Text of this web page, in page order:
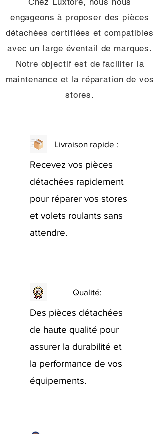
engageons à proposer des pièces
détachées certifiées et compatibles
avec un large éventail de marques.
Notre objectif est de faciliter la
maintenance et la réparation de vos
stores.
Livraison rapide :
Recevez vos pièces
détachées rapidement
pour réparer vos stores
et volets roulants sans
attendre.
Qualité:
Des pièces détachées
de haute qualité pour
assurer la durabilité et
la performance de vos
équipements.